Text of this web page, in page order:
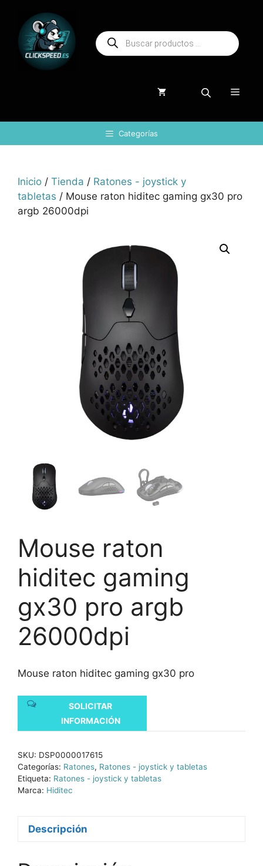
contenido
Búsqueda
de
productos
Menú
Categorías
Inicio / Tienda / Ratones - joystick y
tabletas / Mouse raton hiditec gaming gx30 pro
argb 26000dpi
Mouse raton
hiditec gaming
gx30 pro argb
26000dpi
Mouse raton hiditec gaming gx30 pro
SOLICITAR
INFORMACIÓN
SKU: DSP0000017615
Categorías: Ratones, Ratones - joystick y tabletas
Etiqueta: Ratones - joystick y tabletas
Marca: Hiditec
Descripción